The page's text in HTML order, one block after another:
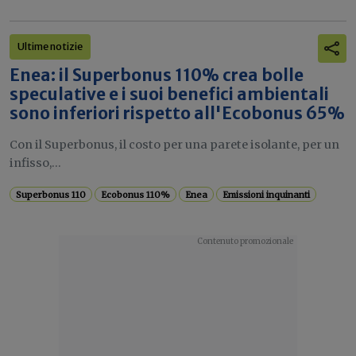
Ultime notizie
Enea: il Superbonus 110% crea bolle
speculative e i suoi benefici ambientali
sono inferiori rispetto all'Ecobonus 65%
Con il Superbonus, il costo per una parete isolante, per un
infisso,...
Superbonus 110 Ecobonus 110% Enea Emissioni inquinanti